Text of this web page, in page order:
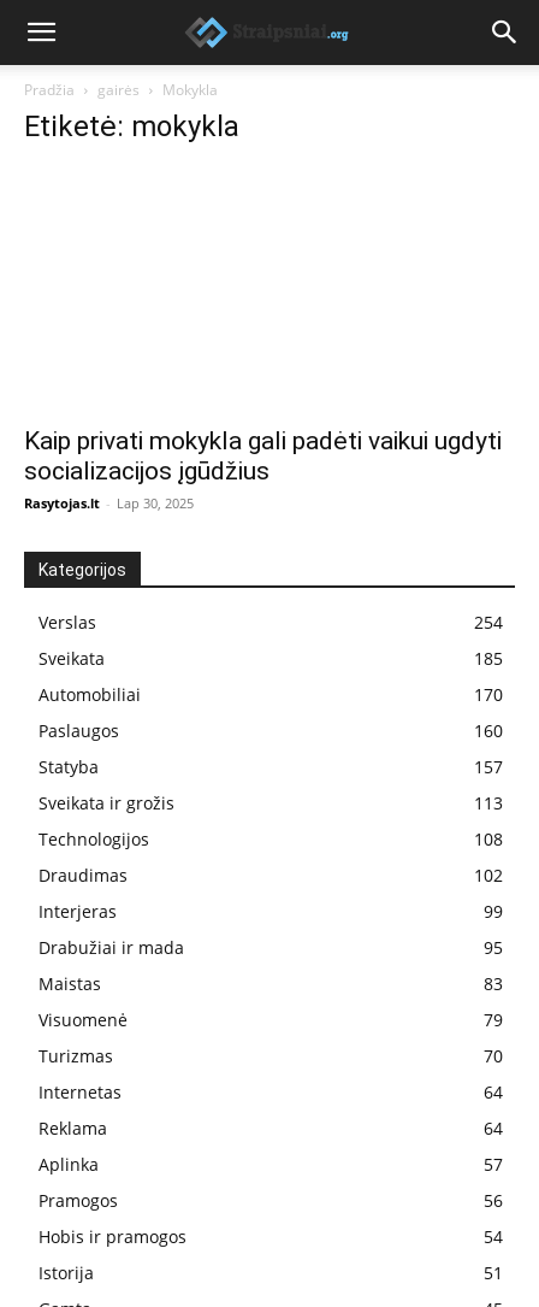
Pradžia gairės Mokykla
Etiketė: mokykla
Kaip privati mokykla gali padėti vaikui ugdyti
socializacijos įgūdžius
Rasytojas.lt - Lap 30, 2025
Kategorijos
Verslas
254
Sveikata
185
Automobiliai
170
Paslaugos
160
Statyba
157
Sveikata ir grožis
113
Technologijos
108
Draudimas
102
Interjeras
99
Drabužiai ir mada
95
Maistas
83
Visuomenė
79
Turizmas
70
Internetas
64
Reklama
64
Aplinka
57
Pramogos
56
Hobis ir pramogos
54
Istorija
51